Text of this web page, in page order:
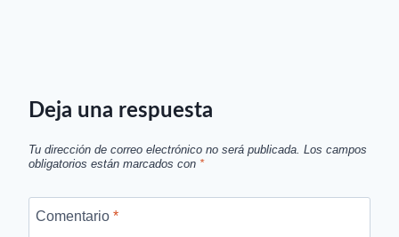
Deja una respuesta
Tu dirección de correo electrónico no será publicada. Los campos
obligatorios están marcados con *
Comentario *